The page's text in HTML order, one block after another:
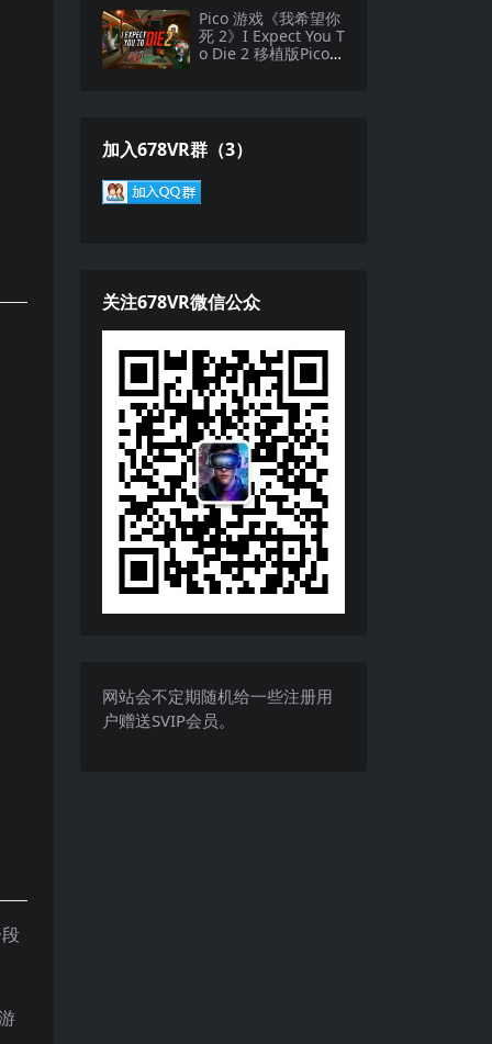
e to Dancity
Pico 游戏《我希望你
死 2》I Expect You T
o Die 2 移植版Pico一
加入678VR群（3）
关注678VR微信公众
网站会不定期随机给一些注册用
户赠送SVIP会员。